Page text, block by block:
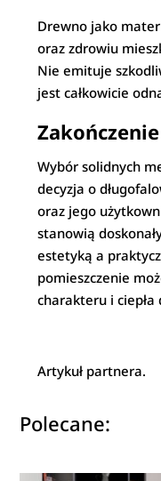
Drewno jako
oraz zdrowiu
Nie emituje
jest całkowicie
Zakończenie
Wybór solidnych
decyzja o
oraz jego
stanowią
estetyką a
pomieszczenie
charakteru i
Artykuł partnera.
Polecane: